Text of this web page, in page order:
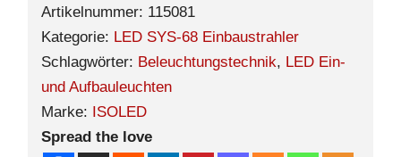
Artikelnummer: 115081
Kategorie: LED SYS-68 Einbaustrahler
Schlagwörter: Beleuchtungstechnik, LED Ein-
und Aufbauleuchten
Marke: ISOLED
Spread the love